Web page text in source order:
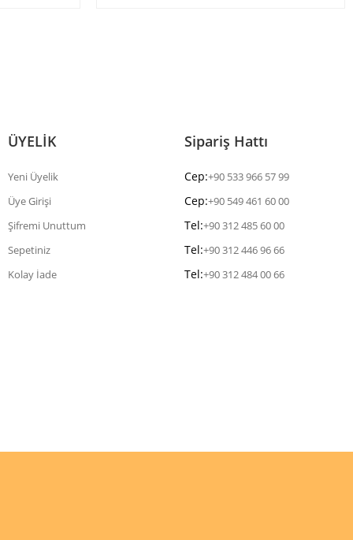
ÜYELİK
Yeni Üyelik
Üye Girişi
Şifremi Unuttum
Sepetiniz
Kolay İade
Sipariş Hattı
Cep:+90 533 966 57 99
Cep:+90 549 461 60 00
Tel:+90 312 485 60 00
Tel:+90 312 446 96 66
Tel:+90 312 484 00 66